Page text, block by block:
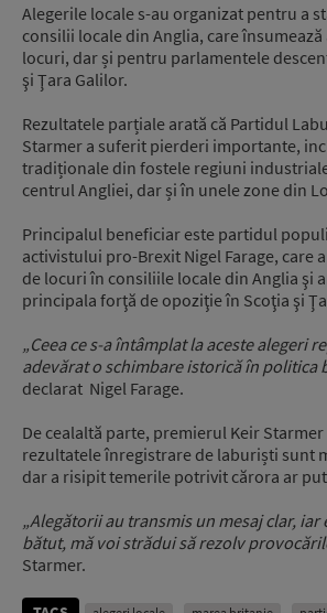
Alegerile locale s-au organizat pentru a
consilii locale din Anglia, care
locuri, dar și pentru parlamentele
şi Ţara Galilor.
Rezultatele parțiale arată că Partidul
Starmer a suferit pierderi importante,
tradiționale din fostele regiuni
centrul Angliei, dar și în unele zone din
Principalul beneficiar este partidul
activistului pro-Brexit Nigel Farage, care
de locuri în consiliile locale din Anglia şi
principala forţă de opoziţie în Scoţia şi
„Ceea ce s-a întâmplat la aceste alegeri
adevărat o schimbare istorică în politica
declarat Nigel Farage.
De cealaltă parte, premierul Keir Starmer
rezultatele înregistrare de laburiști sunt
dar a risipit temerile potrivit cărora ar
„Alegătorii au transmis un mesaj clar, iar
bătut, mă voi strădui să rezolv
Starmer.